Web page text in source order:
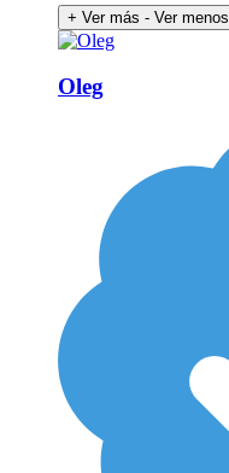
+ Ver más - Ver menos
Oleg